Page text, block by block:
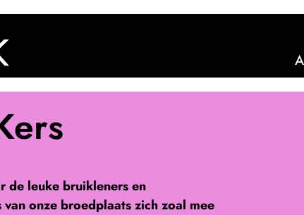
de leuke bruikleners en
onze broedplaats zich zoal mee